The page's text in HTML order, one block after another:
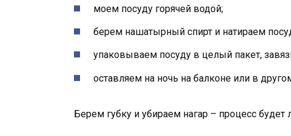
моем посуду горячей водой;
берем нашатырный спирт и натираем
упаковываем посуду в целый пакет,
оставляем на ночь на балконе или в
Берем губку и убираем нагар – процесс